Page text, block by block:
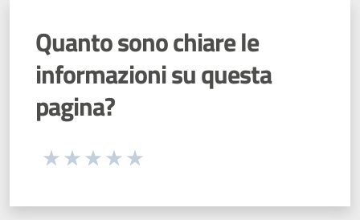
Quanto sono chiare le
informazioni su questa
pagina?
Seleziona una valutazione da 1 a 5 stelle